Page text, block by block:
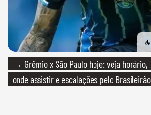
→ Grêmio x São Paulo hoje: veja horário,
onde assistir e escalações pelo Brasileirão